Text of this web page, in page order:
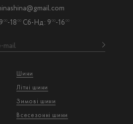
Шини
Літні шини
Зимові шини
Всесезонні шини
00-18 00 Сб-Нд: 9 00-16 00